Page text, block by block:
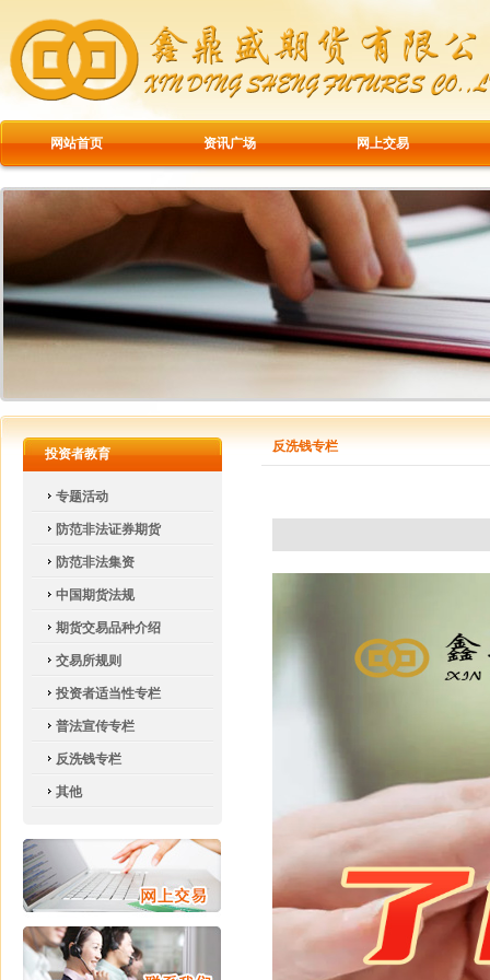
网站首页 资讯广场 网上交易
投资者教育
专题活动
防范非法证券期货
防范非法集资
中国期货法规
期货交易品种介绍
交易所规则
投资者适当性专栏
普法宣传专栏
反洗钱专栏
其他
反洗钱专栏